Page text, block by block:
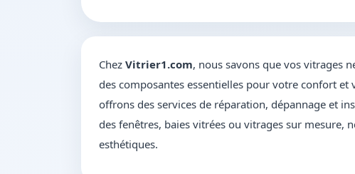
Chez Vitrier1.com, nous savons que vos vitrages
des composantes essentielles pour votre confort
offrons des services de réparation, dépannage et
des fenêtres, baies vitrées ou vitrages sur mesure,
esthétiques.